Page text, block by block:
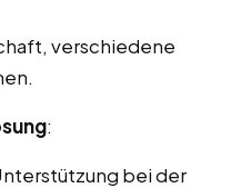
verschiedene
:
bei der